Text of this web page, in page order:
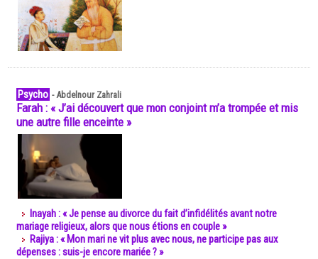
Psycho -Abdelnour Zahrali
Farah : « J’ai découvert que mon conjoint m’a trompée et mis
une autre fille enceinte »
Inayah : « Je pense au divorce du fait d’infidélités avant notre
mariage religieux, alors que nous étions en couple »
Rajiya : « Mon mari ne vit plus avec nous, ne participe pas aux
dépenses : suis-je encore mariée ? »